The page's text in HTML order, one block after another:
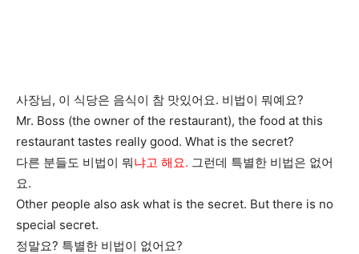
사장님, 이 식당은 음식이 참 맛있어요. 비법이 뭐예요?
Mr. Boss (the owner of the restaurant), the food at this
restaurant tastes really good. What is the secret?
다른 분들도 비법이 뭐냐고 해요. 그런데 특별한 비법은 없어
요.
Other people also ask what is the secret. But there is no
special secret.
정말요? 특별한 비법이 없어요?